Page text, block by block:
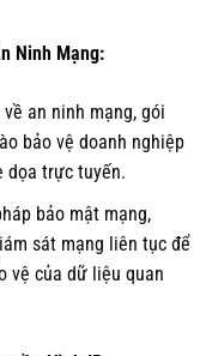
Ninh Mạng:
an ninh mạng, gói
bảo vệ doanh nghiệp
dọa trực tuyến.
bảo mật mạng,
sát mạng liên tục để
vệ của dữ liệu quan